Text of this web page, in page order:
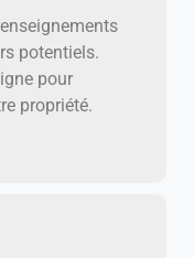
potentiels.
pour
propriété.